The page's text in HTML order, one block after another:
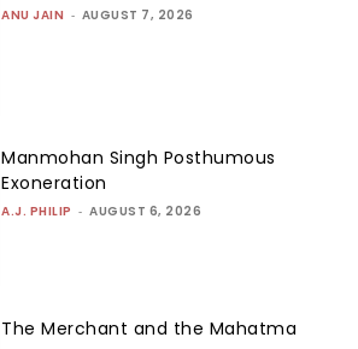
ANU JAIN - AUGUST 7, 2026
Manmohan Singh Posthumous
Exoneration
A.J. PHILIP - AUGUST 6, 2026
The Merchant and the Mahatma